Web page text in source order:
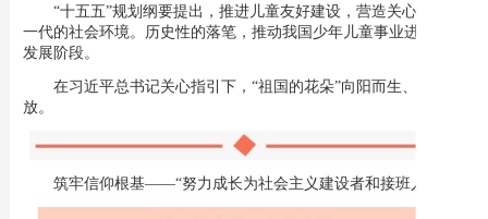
“十五五”规划纲要提出，推进儿童友好建设，营造关心关爱下
一代的社会环境。历史性的落笔，推动我国少年儿童事业进入新的
发展阶段。
在习近平总书记关心指引下，“祖国的花朵”向阳而生、绚丽绽
放。
筑牢信仰根基——“努力成长为社会主义建设者和接班人”